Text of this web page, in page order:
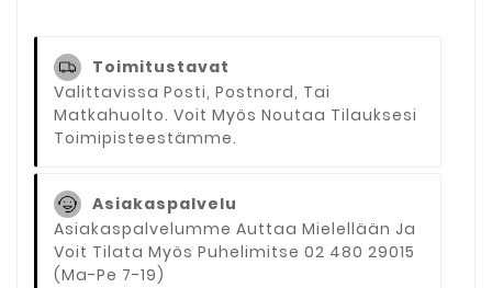
Toimitustavat
Valittavissa Posti, Postnord, Tai
Matkahuolto. Voit Myös Noutaa Tilauksesi
Toimipisteestämme.
Asiakaspalvelu
Asiakaspalvelumme Auttaa Mielellään Ja
Voit Tilata Myös Puhelimitse 02 480 29015
(ma-Pe 7-19)